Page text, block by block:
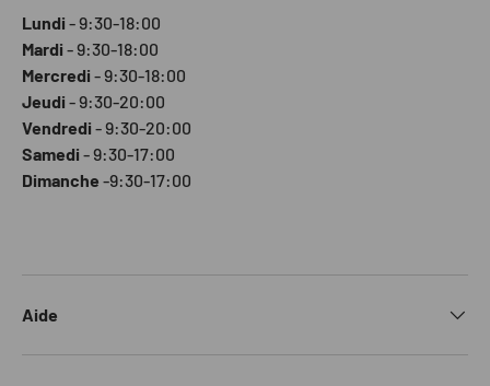
Lundi - 9:30-18:00
Mardi - 9:30-18:00
Mercredi - 9:30-18:00
Jeudi - 9:30-20:00
Vendredi - 9:30-20:00
Samedi - 9:30-17:00
Dimanche -9:30-17:00
Aide